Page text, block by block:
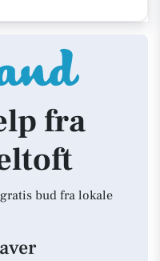
fra
bud fra lokale